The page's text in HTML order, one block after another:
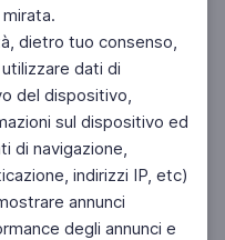
dietro tuo consenso,
dati di
del dispositivo,
sul dispositivo ed
di navigazione,
indirizzi IP, etc)
annunci
degli annunci e